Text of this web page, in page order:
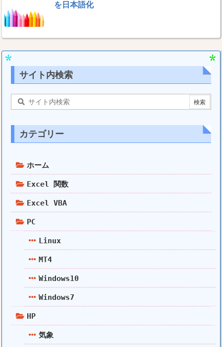
を日本語化
サイト内検索
カテゴリー
ホーム
Excel 関数
Excel VBA
PC
Linux
MT4
Windows10
Windows7
HP
気象